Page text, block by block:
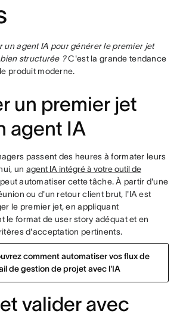
un agent IA pour générer le premier jet
structurée ?C'est la grande tendance
produit moderne.
un premier jet
agent IA
passent des heures à formater leurs
un agent IA intégré à votre outil de
automatiser cette tâche. À partir d'une
ou d'un retour client brut, l'IA est
le premier jet, en appliquant
le format de user story adéquat et en
d'acceptation pertinents.
comment automatiser vos flux de
de gestion de projet avec l'IA
valider avec